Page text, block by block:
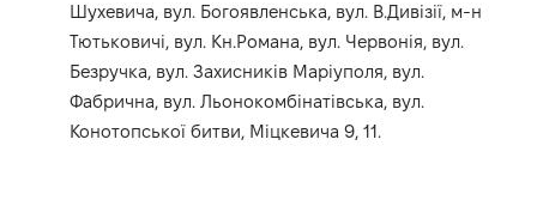
Шухевича, вул. Богоявленська, вул. В.Дивізії, м-н
Тютьковичі, вул. Кн.Романа, вул. Червонія, вул.
Безручка, вул. Захисників Маріуполя, вул.
Фабрична, вул. Льонокомбінатівська, вул.
Конотопської битви, Міцкевича 9, 11.